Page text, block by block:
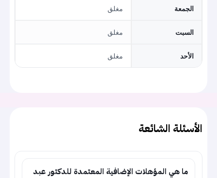
الجمعة مغلق
السبت مغلق
الأحد مغلق
الأسئلة الشائعة
ما هي المؤهلات الإضافية المعتمدة للدكتور عبد